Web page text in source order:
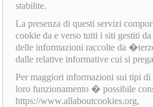
stabilite.
La presenza di questi servizi
cookie da e verso tutti i siti gestiti
delle informazioni raccolte da
dalle relative informative cui si
Per maggiori informazioni sui tipi di
loro funzionamento � possibile
https://www.allaboutcookies.org,